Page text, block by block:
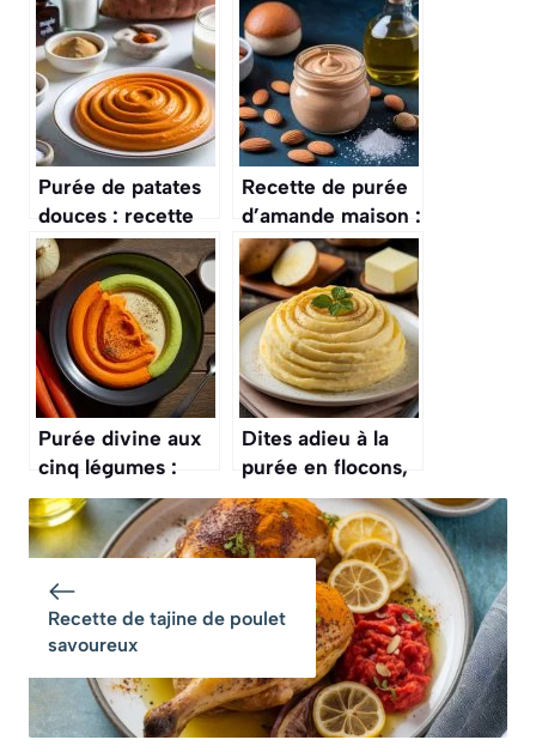
Purée de patates
douces : recette
facile et
savoureuse
Recette de purée
d’amande maison :
facile et rapide
Purée divine aux
cinq légumes :
recette facile et
savoureuse
Dites adieu à la
purée en flocons,
cette recette
maison est si
rapide que vous
n’aurez plus
jamais d’excuses
Recette de tajine de poulet
savoureux